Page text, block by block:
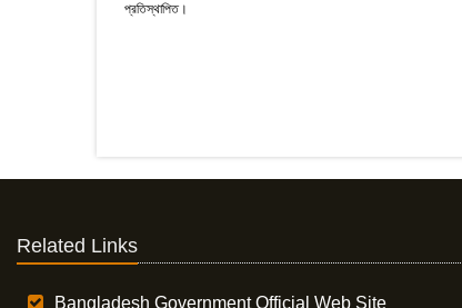
প্রতিস্থাপিত।
Related Links
Bangladesh Government Official Web Site